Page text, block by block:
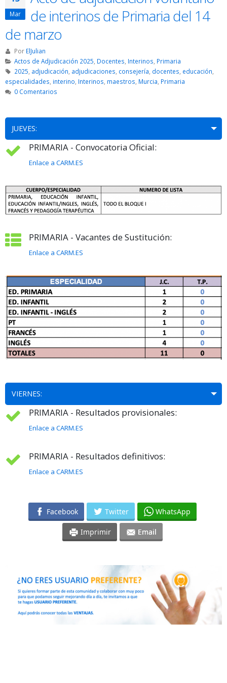
Mar
de interinos de Primaria del 14
de marzo
Por ElJulian
Actos de Adjudicación 2025 Docentes Interinos Primaria
2025, adjudicación, adjudicaciones, consejería, docentes, educación,
especialidades, interino, Interinos, maestros, Murcia, Primaria
0 Comentarios
JUEVES:
PRIMARIA - Convocatoria Oficial:
Enlace a CARM.ES
PRIMARIA - Vacantes de Sustitución:
Enlace a CARM.ES
VIERNES:
PRIMARIA - Resultados provisionales:
Enlace a CARM.ES
PRIMARIA - Resultados definitivos:
Enlace a CARM.ES
Facebook Twitter WhatsApp
Imprimir Email